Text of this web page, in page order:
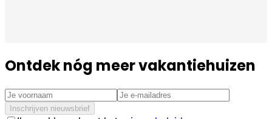
Ontdek nóg meer vakantiehuizen
Inschrijven nieuwsbrief